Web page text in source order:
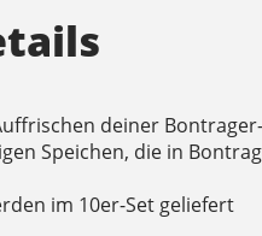
deiner
Speichen, die in
im 10er-Set geliefert